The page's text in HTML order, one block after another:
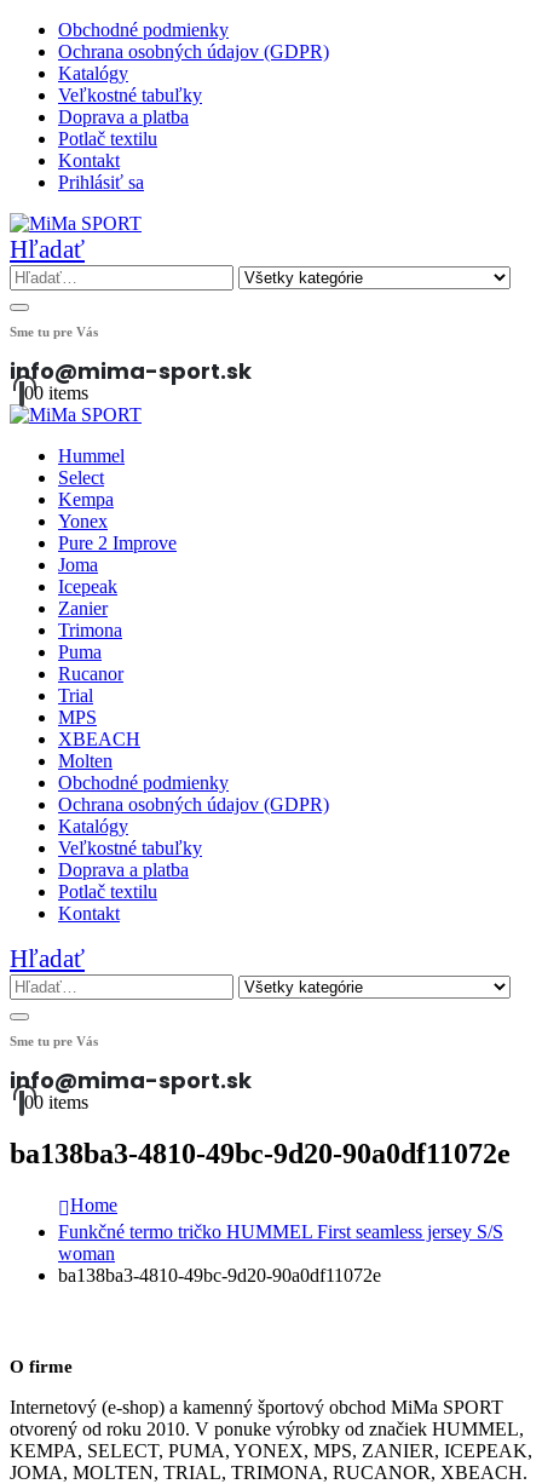
Obchodné podmienky
Ochrana osobných údajov (GDPR)
Katalógy
Veľkostné tabuľky
Doprava a platba
Potlač textilu
Kontakt
Prihlásiť sa
Hľadať
Sme tu pre Vás
info@mima-sport.sk
00 items
Hummel
Select
Kempa
Yonex
Pure 2 Improve
Joma
Icepeak
Zanier
Trimona
Puma
Rucanor
Trial
MPS
XBEACH
Molten
Obchodné podmienky
Ochrana osobných údajov (GDPR)
Katalógy
Veľkostné tabuľky
Doprava a platba
Potlač textilu
Kontakt
Hľadať
Sme tu pre Vás
info@mima-sport.sk
00 items
ba138ba3-4810-49bc-9d20-90a0df11072e
Home
Funkčné termo tričko HUMMEL First seamless jersey S/S
woman
ba138ba3-4810-49bc-9d20-90a0df11072e
O firme
Internetový (e-shop) a kamenný športový obchod MiMa SPORT
otvorený od roku 2010. V ponuke výrobky od značiek HUMMEL,
KEMPA, SELECT, PUMA, YONEX, MPS, ZANIER, ICEPEAK,
JOMA, MOLTEN, TRIAL, TRIMONA, RUCANOR, XBEACH.